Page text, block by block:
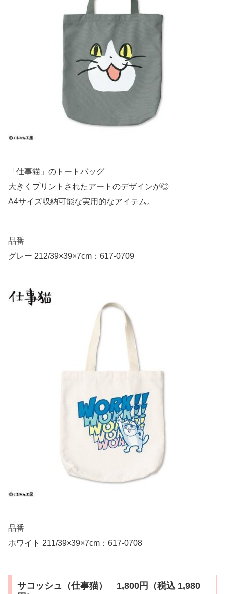
「仕事猫」のトートバッグ
大きくプリントされたアートのデザインが◎
A4サイズ収納可能な実用的なアイテム。
品番
グレー 212/39×39×7cm：617-0709
品番
ホワイト 211/39×39×7cm：617-0708
サコッシュ（仕事猫） 1,800円（税込 1,980